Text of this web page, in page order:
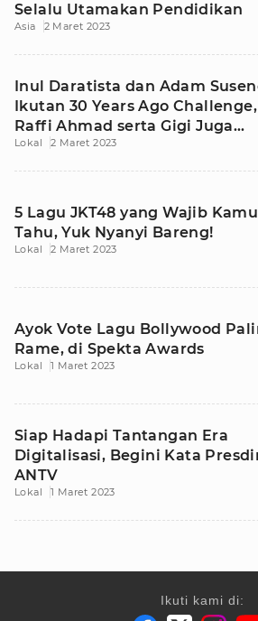
Selalu Utamakan Pendidikan
Asia 2 Maret 2023
Inul Daratista dan Adam
Ikutan 30 Years Ago Challenge,
Raffi Ahmad serta Gigi Juga
Ditantang
Lokal 2 Maret 2023
5 Lagu JKT48 yang Wajib Kamu
Tahu, Yuk Nyanyi Bareng!
Lokal 2 Maret 2023
Ayok Vote Lagu Bollywood
Rame, di Spekta Awards
Lokal 1 Maret 2023
Siap Hadapi Tantangan Era
Digitalisasi, Begini Kata
ANTV
Lokal 1 Maret 2023
Ikuti kami di: